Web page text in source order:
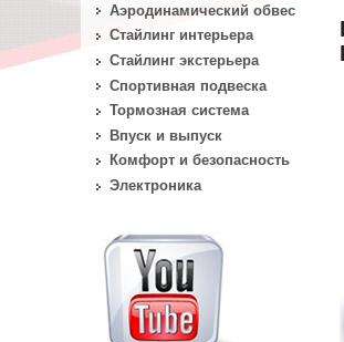
Аэродинамический обвес
Стайлинг интерьера
Стайлинг экстерьера
Спортивная подвеска
Тормозная система
Впуск и выпуск
Комфорт и безопасность
Электроника